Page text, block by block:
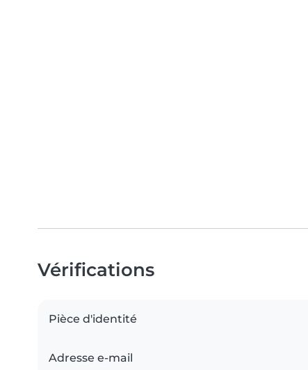
Vérifications
Pièce d'identité
Adresse e-mail